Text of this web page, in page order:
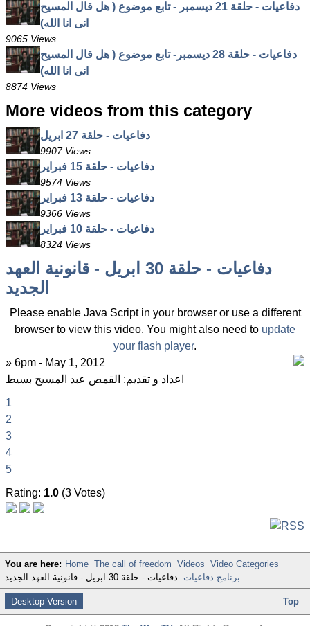
دفاعيات - حلقة 21 ديسمبر - تابع موضوع ( هل قال المسيح
انى انا الله)
9065 Views
دفاعيات - حلقة 28 ديسمبر- تابع موضوع ( هل قال المسيح
انى انا الله)
8874 Views
More videos from this category
دفاعيات - حلقة 27 ابريل
9907 Views
دفاعيات - حلقة 15 فبراير
9574 Views
دفاعيات - حلقة 13 فبراير
9366 Views
دفاعيات - حلقة 10 فبراير
8324 Views
دفاعيات - حلقة 30 ابريل - قانونية العهد
الجديد
Please enable Java Script in your browser or use a different
browser to view this video. You might also need to update
your flash player.
» 6pm - May 1, 2012
اعداد و تقديم: القمص عبد المسيح بسيط
1
2
3
4
5
Rating: 1.0 (3 Votes)
You are here: Home The call of freedom Videos Video Categories
برنامج دفاعيات دفاعيات - حلقة 30 ابريل - قانونية العهد الجديد
Desktop Version Top